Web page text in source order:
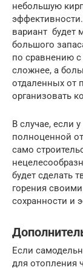
небольшую
вариант будет
большого
по сравнению с
сложнее, а
отдаленных от
организовать
В случае, если
полноценной
само
будет сделать
горения
сохранности и
Если
для отопления